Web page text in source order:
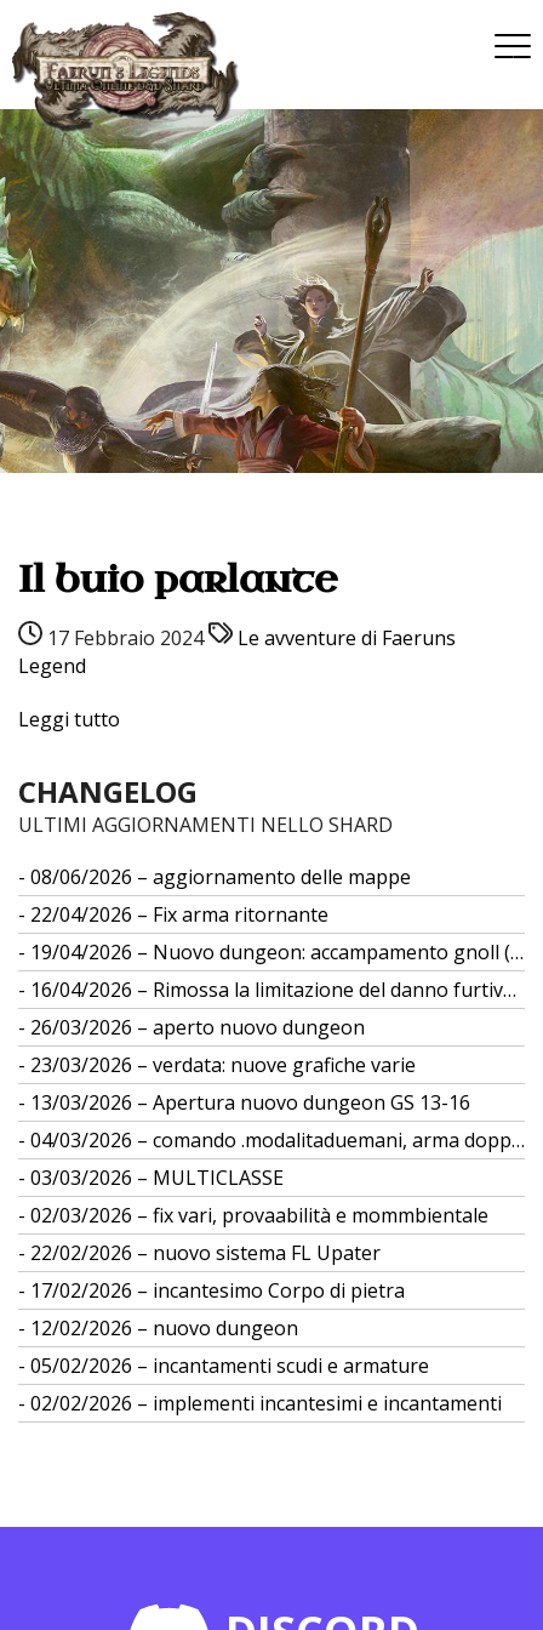
Il buio parlante
17 Febbraio 2024
Le avventure di Faeruns
Legend
Leggi tutto
CHANGELOG
ULTIMI AGGIORNAMENTI NELLO SHARD
08/06/2026 – aggiornamento delle mappe
22/04/2026 – Fix arma ritornante
19/04/2026 – Nuovo dungeon: accampamento gnoll (gs 12)
16/04/2026 – Rimossa la limitazione del danno furtivo da differenza di taglia
26/03/2026 – aperto nuovo dungeon
23/03/2026 – verdata: nuove grafiche varie
13/03/2026 – Apertura nuovo dungeon GS 13-16
04/03/2026 – comando .modalitaduemani, arma doppia
03/03/2026 – MULTICLASSE
02/03/2026 – fix vari, provaabilità e mommbientale
22/02/2026 – nuovo sistema FL Upater
17/02/2026 – incantesimo Corpo di pietra
12/02/2026 – nuovo dungeon
05/02/2026 – incantamenti scudi e armature
02/02/2026 – implementi incantesimi e incantamenti